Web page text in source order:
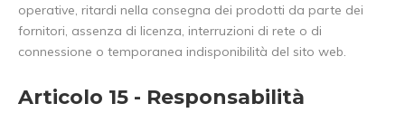
operative, ritardi nella consegna dei prodotti da parte dei
fornitori, assenza di licenza, interruzioni di rete o di
connessione o temporanea indisponibilità del sito web.
Articolo 15 - Responsabilità